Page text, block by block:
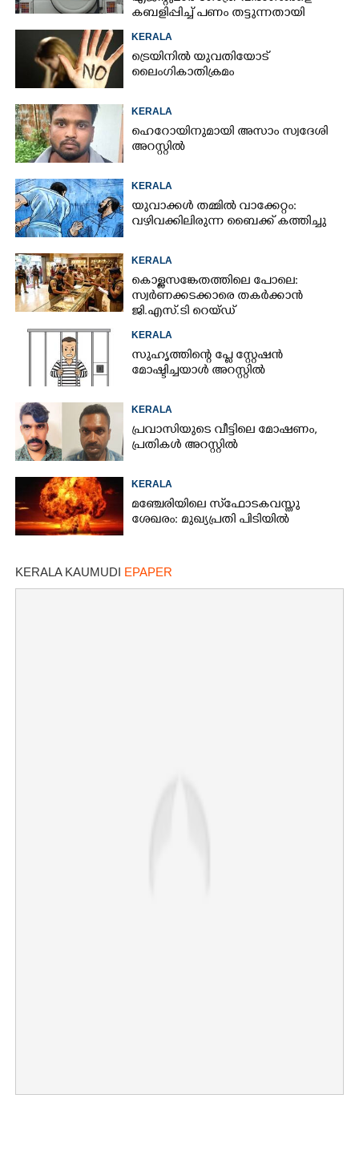
കബളിപ്പിച്ച് പണം തട്ടുന്നതായി
KERALA
ട്രെയിനിൽ യുവതിയോട്
ലൈംഗികാതിക്രമം
KERALA
ഹെറോയിനുമായി അസാം സ്വദേശി
അറസ്റ്റിൽ
KERALA
യുവാക്കൾ തമ്മിൽ വാക്കേറ്റം:
വഴിവക്കിലിരുന്ന ബൈക്ക് കത്തിച്ചു
KERALA
കൊള്ളസങ്കേതത്തിലെ പോലെ:
സ്വർണക്കടക്കാരെ തകർക്കാൻ
ജി.എസ്.ടി റെയ്ഡ്
KERALA
സുഹൃത്തിന്റെ പ്ളേ സ്റ്റേഷൻ
മോഷ്ടിച്ചയാൾ അറസ്റ്റിൽ
KERALA
പ്രവാസിയുടെ വീട്ടിലെ മോഷണം,​
പ്രതികൾ അറസ്റ്റിൽ
KERALA
മഞ്ചേരിയിലെ സ്‌ഫോടകവസ്തു
ശേഖരം: മുഖ്യപ്രതി പിടിയിൽ
KERALA KAUMUDI EPAPER